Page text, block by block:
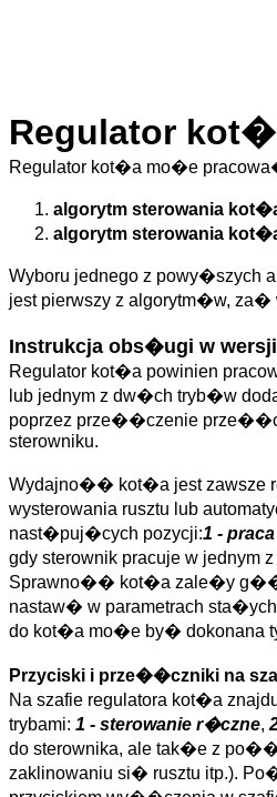
Regulator
Regulator kot�a mo�e
algorytm sterowania
algorytm sterowania
Wyboru jednego z powy�szych
jest pierwszy z algorytm�w, za�
Instrukcja obs�ugi w
Regulator kot�a powinien
lub jednym z dw�ch tryb�w
poprzez prze��czenie
sterowniku.
Wydajno�� kot�a jest zawsze
wysterowania rusztu lub
nast�puj�cych pozycji:1 -
gdy sterownik pracuje w jednym
Sprawno�� kot�a zale�y
nastaw� w parametrach
do kot�a mo�e by� dokonana
Przyciski i prze��czniki na
Na szafie regulatora kot�a
trybami: 1 - sterowanie r�czne,
do sterownika, ale tak�e z
zaklinowaniu si� rusztu itp.).